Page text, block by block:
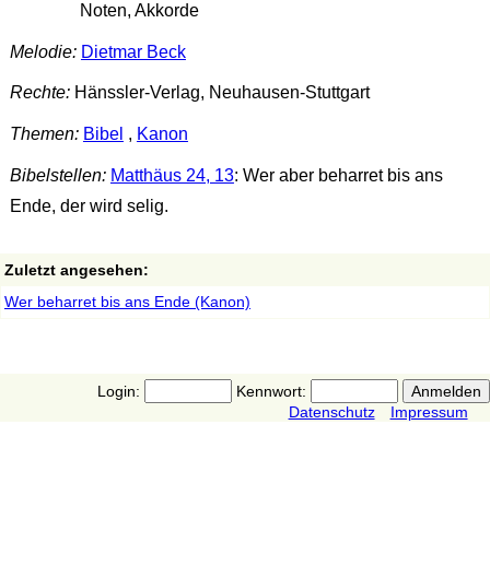
Noten, Akkorde
Melodie: Dietmar Beck
Rechte:Hänssler-Verlag, Neuhausen-Stuttgart
Themen: Bibel , Kanon
Bibelstellen: Matthäus 24, 13: Wer aber beharret bis ans
Ende, der wird selig.
Zuletzt angesehen:
Wer beharret bis ans Ende (Kanon)
Login:
Kennwort:
Datenschutz
Impressum